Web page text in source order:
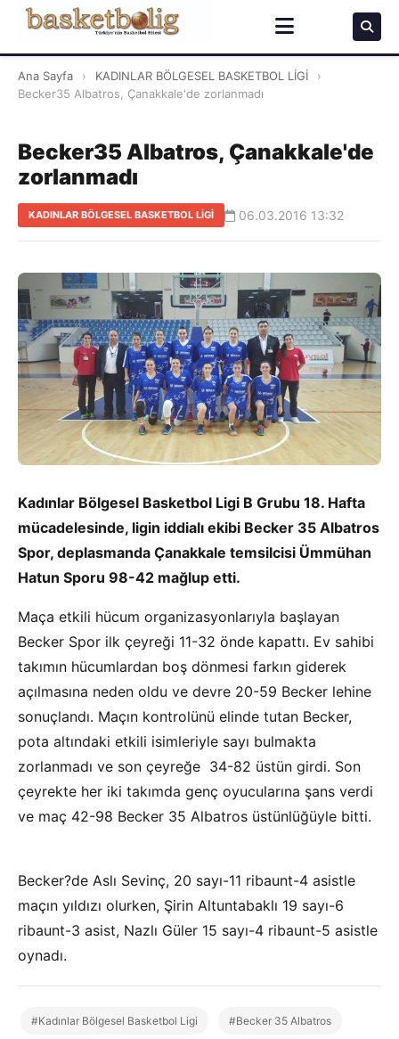
Ana Sayfa › KADINLAR BÖLGESEL BASKETBOL LİGİ
›
Becker35 Albatros, Çanakkale'de zorlanmadı
Becker35 Albatros, Çanakkale'de
zorlanmadı
KADINLAR BÖLGESEL BASKETBOL LİGİ 06.03.2016 13:32
Kadınlar Bölgesel Basketbol Ligi B Grubu 18. Hafta
mücadelesinde, ligin iddialı ekibi Becker 35 Albatros
Spor, deplasmanda Çanakkale temsilcisi Ümmühan
Hatun Sporu 98-42 mağlup etti.
Maça etkili hücum organizasyonlarıyla başlayan
Becker Spor ilk çeyreği 11-32 önde kapattı. Ev sahibi
takımın hücumlardan boş dönmesi farkın giderek
açılmasına neden oldu ve devre 20-59 Becker lehine
sonuçlandı. Maçın kontrolünü elinde tutan Becker,
pota altındaki etkili isimleriyle sayı bulmakta
zorlanmadı ve son çeyreğe 34-82 üstün girdi. Son
çeyrekte her iki takımda genç oyucularına şans verdi
ve maç 42-98 Becker 35 Albatros üstünlüğüyle bitti.
Becker?de Aslı Sevinç, 20 sayı-11 ribaunt-4 asistle
maçın yıldızı olurken, Şirin Altuntabaklı 19 sayı-6
ribaunt-3 asist, Nazlı Güler 15 sayı-4 ribaunt-5 asistle
oynadı.
#Kadınlar Bölgesel Basketbol Ligi #Becker 35 Albatros